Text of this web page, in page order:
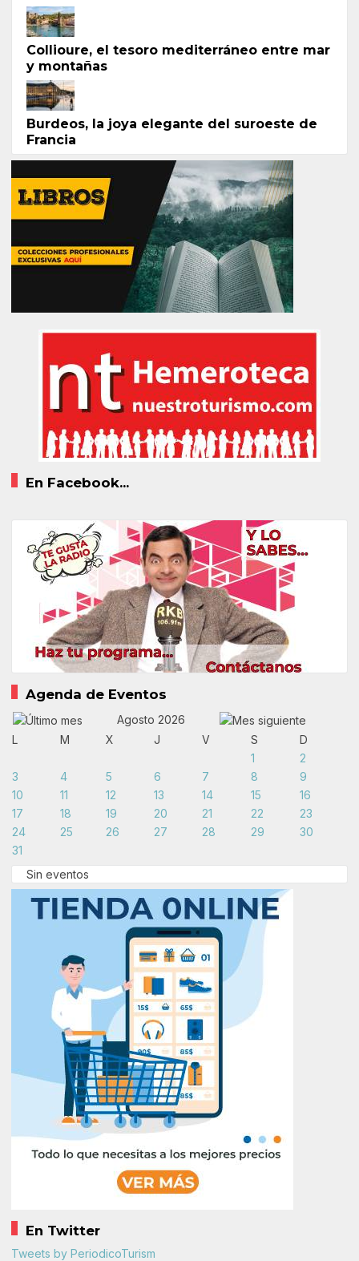
Collioure, el tesoro mediterráneo entre mar
y montañas
Burdeos, la joya elegante del suroeste de
Francia
En Facebook...
Agenda de Eventos
Agosto 2026
L
M X J V S
D
1
2
3
4 5 6 7 8
9
10
11 12 13 14 15
16
17
18 19 20 21 22
23
24
25 26 27 28 29
30
31
Sin eventos
En Twitter
Tweets by PeriodicoTurism